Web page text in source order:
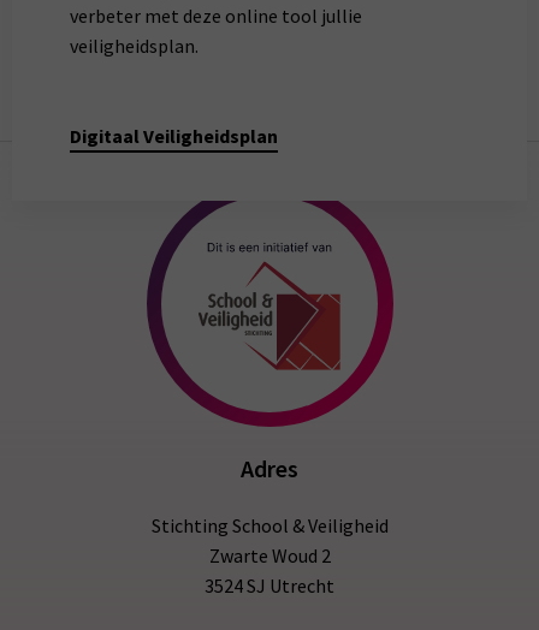
verbeter met deze online tool jullie
veiligheidsplan.
Digitaal Veiligheidsplan
Adres
Stichting School & Veiligheid
Zwarte Woud 2
3524 SJ Utrecht